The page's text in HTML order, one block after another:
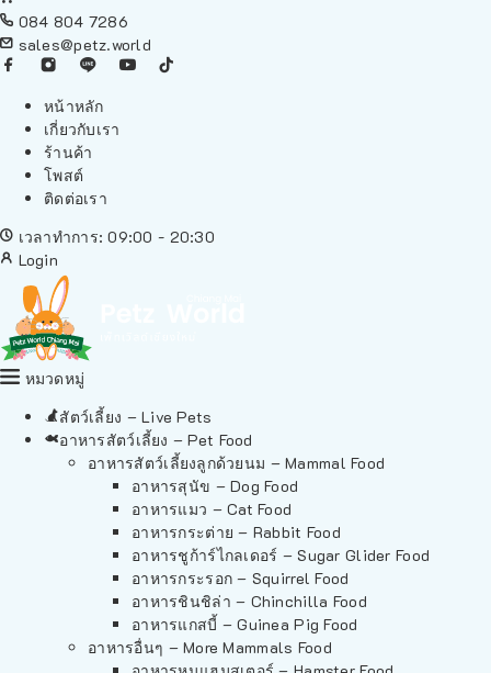
084 804 7286
sales@petz.world
หน้าหลัก
เกี่ยวกับเรา
ร้านค้า
โพสต์
ติดต่อเรา
เวลาทำการ: 09:00 - 20:30
Login
หมวดหมู่
สัตว์เลี้ยง – Live Pets
อาหารสัตว์เลี้ยง – Pet Food
อาหารสัตว์เลี้ยงลูกด้วยนม – Mammal Food
อาหารสุนัข – Dog Food
อาหารแมว – Cat Food
อาหารกระต่าย – Rabbit Food
อาหารชูก้าร์ไกลเดอร์ – Sugar Glider Food
อาหารกระรอก – Squirrel Food
อาหารชินชิล่า – Chinchilla Food
อาหารแกสบี้ – Guinea Pig Food
อาหารอื่นๆ – More Mammals Food